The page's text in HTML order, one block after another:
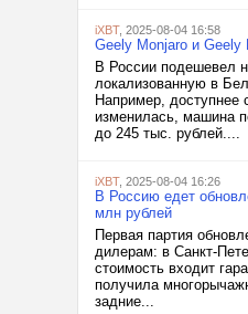
iXBT, 2025-08-04 16:58
Geely Monjaro и
В России подешевел
локализованную в
Например, доступнее
изменилась, машина
до 245 тыс. рублей....
iXBT, 2025-08-04 16:26
В Россию едет
млн рублей
Первая партия
дилерам: в Санкт-
стоимость входит
получила
задние...